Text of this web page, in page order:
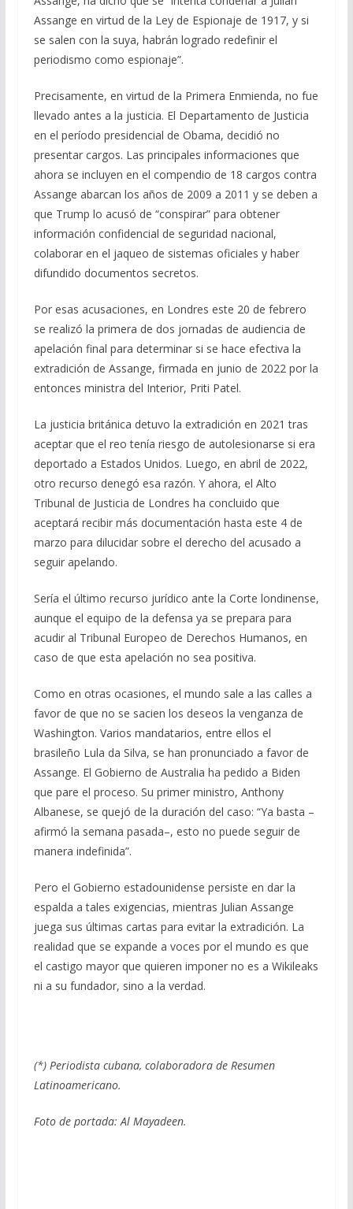
Assange en virtud de la Ley de Espionaje de 1917, y si
se salen con la suya, habrán logrado redefinir el
periodismo como espionaje”.
Precisamente, en virtud de la Primera Enmienda, no fue
llevado antes a la justicia. El Departamento de Justicia
en el período presidencial de Obama, decidió no
presentar cargos. Las principales informaciones que
ahora se incluyen en el compendio de 18 cargos contra
Assange abarcan los años de 2009 a 2011 y se deben a
que Trump lo acusó de “conspirar” para obtener
información confidencial de seguridad nacional,
colaborar en el jaqueo de sistemas oficiales y haber
difundido documentos secretos.
Por esas acusaciones, en Londres este 20 de febrero
se realizó la primera de dos jornadas de audiencia de
apelación final para determinar si se hace efectiva la
extradición de Assange, firmada en junio de 2022 por la
entonces ministra del Interior, Priti Patel.
La justicia británica detuvo la extradición en 2021 tras
aceptar que el reo tenía riesgo de autolesionarse si era
deportado a Estados Unidos. Luego, en abril de 2022,
otro recurso denegó esa razón. Y ahora, el Alto
Tribunal de Justicia de Londres ha concluido que
aceptará recibir más documentación hasta este 4 de
marzo para dilucidar sobre el derecho del acusado a
seguir apelando.
Sería el último recurso jurídico ante la Corte londinense,
aunque el equipo de la defensa ya se prepara para
acudir al Tribunal Europeo de Derechos Humanos, en
caso de que esta apelación no sea positiva.
Como en otras ocasiones, el mundo sale a las calles a
favor de que no se sacien los deseos la venganza de
Washington. Varios mandatarios, entre ellos el
brasileño Lula da Silva, se han pronunciado a favor de
Assange. El Gobierno de Australia ha pedido a Biden
que pare el proceso. Su primer ministro, Anthony
Albanese, se quejó de la duración del caso: “Ya basta –
afirmó la semana pasada–, esto no puede seguir de
manera indefinida”.
Pero el Gobierno estadounidense persiste en dar la
espalda a tales exigencias, mientras Julian Assange
juega sus últimas cartas para evitar la extradición. La
realidad que se expande a voces por el mundo es que
el castigo mayor que quieren imponer no es a Wikileaks
ni a su fundador, sino a la verdad.
(*) Periodista cubana, colaboradora de Resumen
Latinoamericano.
Foto de portada: Al Mayadeen.